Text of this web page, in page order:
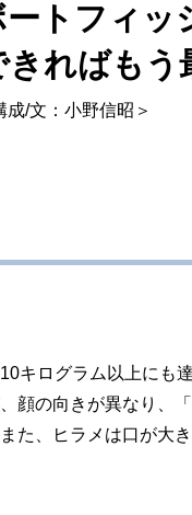
トフィ
ればもう
/文：小野信昭＞
キログラム以上にも
顔の向きが異なり、
た、ヒラメは口が大き